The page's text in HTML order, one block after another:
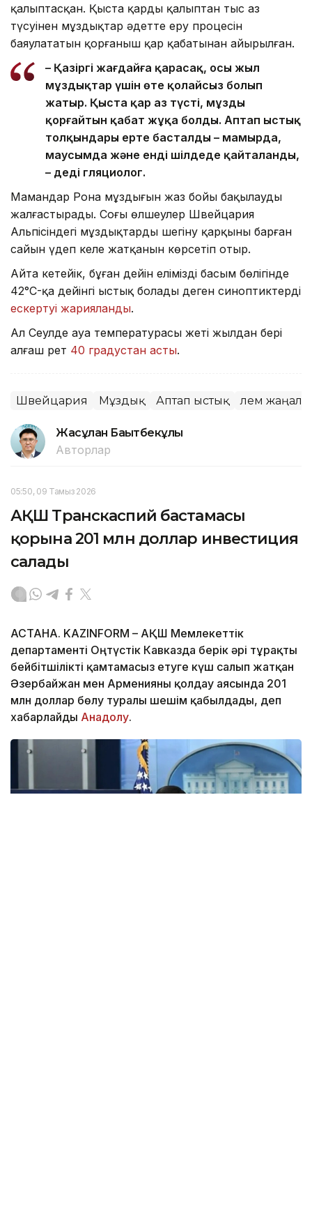
қалыптасқан. Қыста қардың қалыптан тыс аз
түсуінен мұздықтар әдетте еру процесін
баяулататын қорғаныш қар қабатынан айырылған.
– Қазіргі жағдайға қарасақ, осы жыл
мұздықтар үшін өте қолайсыз болып
жатыр. Қыста қар аз түсті, мұзды
қорғайтын қабат жұқа болды. Аптап ыстық
толқындары ерте басталды – мамырда,
маусымда және енді шілдеде қайталанды,
– деді гляциолог.
Мамандар Рона мұздығын жаз бойы бақылауды
жалғастырады. Соңғы өлшеулер Швейцария
Альпісіндегі мұздықтардың шегіну қарқыны барған
сайын үдеп келе жатқанын көрсетіп отыр.
Айта кетейік, бұған дейін еліміздің басым бөлігінде
42°C-қа дейінгі ыстық болады деген синоптиктердің
ескертуі жарияланды.
Ал Сеулде ауа температурасы жеті жылдан бері
алғаш рет 40 градустан асты.
Швейцария Мұздық Аптап ыстық Әлем
Жасұлан Бақытбекұлы
Авторлар
05:50, 09 Тамыз 2026
АҚШ Транскаспий бастамасы
қорына 201 млн доллар инвестиция
салады
АСТАНА. KAZINFORM – АҚШ Мемлекеттік
департаменті Оңтүстік Кавказда берік әрі тұрақты
бейбітшілікті қамтамасыз етуге күш салып жатқан
Әзербайжан мен Арменияны қолдау аясында 201
млн доллар бөлу туралы шешім қабылдады, деп
хабарлайды Анадолу.